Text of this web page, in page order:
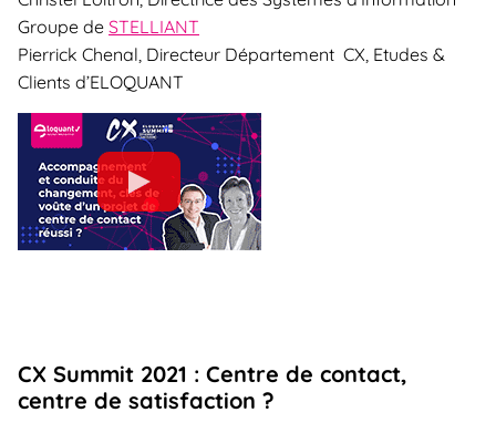
Groupe de STELLIANT
Pierrick Chenal, Directeur Département CX, Etudes &
Clients d’ELOQUANT
CX Summit 2021 : Centre de contact,
centre de satisfaction ?